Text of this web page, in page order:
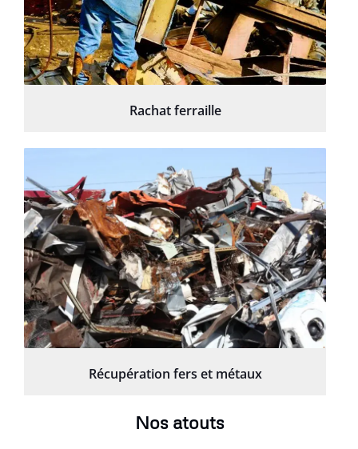
Rachat ferraille
Récupération fers et métaux
Nos atouts